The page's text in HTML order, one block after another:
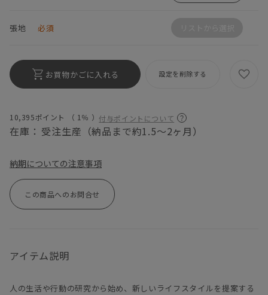
10,395ポイント （ 1％ ） 付与ポイントについて
在庫： 受注生産（納品まで約1.5～2ヶ月）
張地 必須
お買物かごに入れる 設定を削除する
納期についての注意事項
この商品へのお問合せ
アイテム説明
人の生活や行動の研究から始め、新しいライフスタイルを提案する